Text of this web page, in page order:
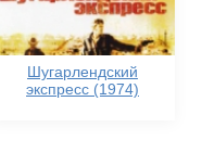
Шугарлендский
экспресс (1974)